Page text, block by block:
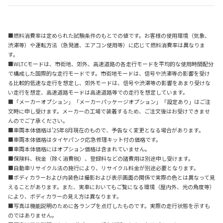
■燃料消費率は定められた試験条件のもとでの値です。お客様の使用環境（気象、
渋滞等）や運転方法（急発進、エアコン使用等）に応じて燃料消費率は異なりま
す。
■WLTCモードは、市街地、郊外、高速道路の各走行モードを平均的な使用時間配分
で構成した国際的な走行モードです。市街地モードは、信号や渋滞等の影響を受け
る比較的低速な走行を想定し、郊外モードは、信号や渋滞等の影響をあまり受けな
い走行を想定、高速道路モードは高速道路等での走行を想定しています。
■「メーカーオプション」「メーカーパッケージオプション」「設定あり」はご注
文時に申し受けます。メーカーの工場で装着するため、ご注文後はお受けできませ
んのでご了承ください。
■車両本体価格は'25年8月現在のもので、予告なく変更となる場合があります。
■車両本体価格はタイヤパンク応急修理キット付の価格です。
■車両本体価格にはオプション価格は含まれていません。
■保険料、税金（除く消費税）、登録料などの諸費用は別途申し受けます。
■自動車リサイクル法の施行により、リサイクル料金が別途必要となります。
■ボディカラーおよび内装色は撮影および表示画面の関係で実際の色とは異なって見
えることがあります。また、実車においてもご覧になる環境（屋内外、光の角度等）
により、ボディカラーの見え方は異なります。
■写真は機能説明のために各ランプを点灯したものです。実際の走行状態を示すも
のではありません。